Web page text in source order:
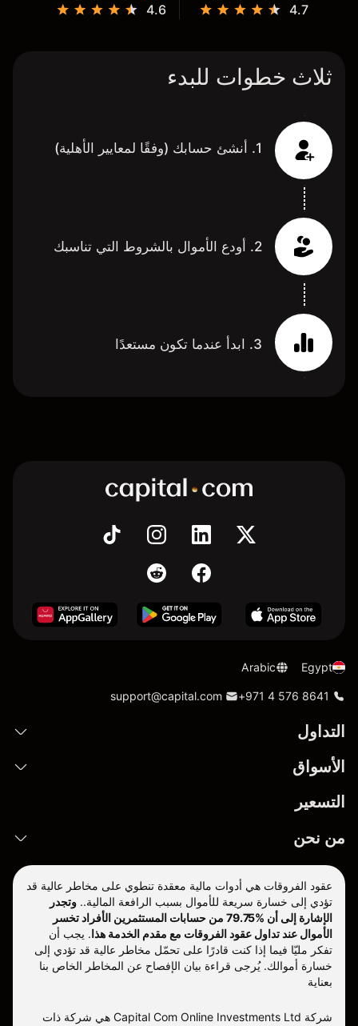
4.7
4.6
ثلاث خطوات للبدء
1. أنشئ حسابك (وفقًا لمعايير الأهلية)
2. أودع الأموال بالشروط التي تناسبك
3. ابدأ عندما تكون مستعدًا
Egypt
Arabic
+971 4 576 8641
support@capital.com
التداول
الأسواق
التسعير
من نحن
عقود الفروقات هي أدوات مالية معقدة تنطوي على مخاطر عالية قد
تؤدي إلى خسارة سريعة للأموال بسبب الرافعة المالية.. وتجدر
الإشارة إلى أن %79.75 من حسابات المستثمرين الأفراد تخسر
الأموال عند تداول عقود الفروقات مع مقدم الخدمة هذا. يجب أن
تفكر مليّا فيما إذا كنت قادرًا على تحمّل مخاطر عالية قد تؤدي إلى
خسارة أموالك. يُرجى قراءة بيان الإفصاح عن المخاطر الخاص بنا
بعناية
شركة Capital Com Online Investments Ltd هي شركة ذات